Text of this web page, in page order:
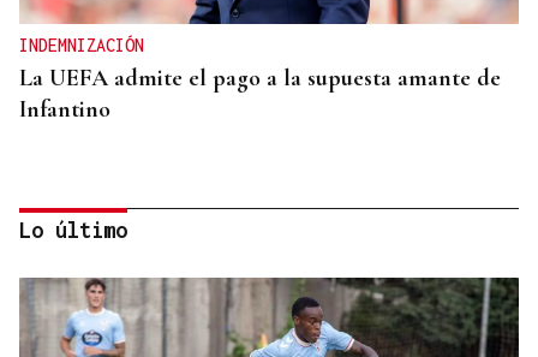
INDEMNIZACIÓN
La UEFA admite el pago a la supuesta amante de
Infantino
Lo último